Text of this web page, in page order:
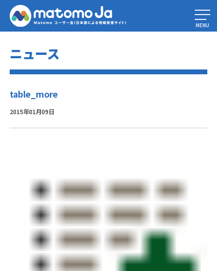
Home» table_more
MENU
ニュース
table_more
2015年01月09日